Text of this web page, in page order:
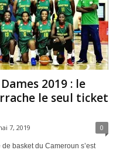
2019 : le
le seul ticket
7, 2019 0
basket du Cameroun s’est